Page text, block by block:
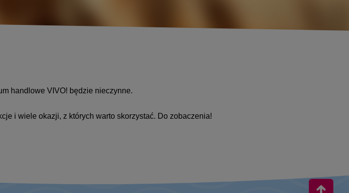
handlowe VIVO! będzie nieczynne.
i wiele okazji, z których warto skorzystać. Do zobaczenia!